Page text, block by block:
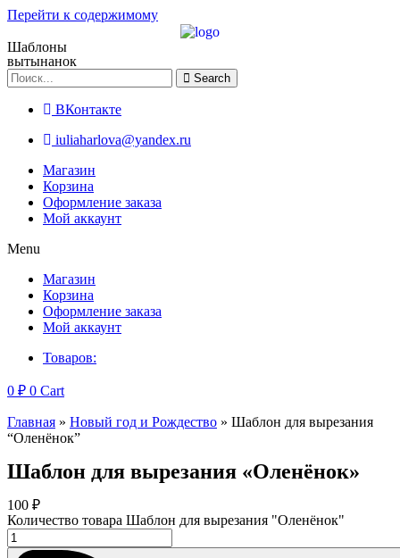
Перейти к содержимому
Шаблоны
вытынанок
Search
ВКонтакте
iuliaharlova@yandex.ru
Магазин
Корзина
Оформление заказа
Мой аккаунт
Menu
Магазин
Корзина
Оформление заказа
Мой аккаунт
Товаров:
0 ₽ 0 Cart
Главная » Новый год и Рождество » Шаблон для вырезания
“Оленёнок”
Шаблон для вырезания «Оленёнок»
100 ₽
Количество товара Шаблон для вырезания "Оленёнок"